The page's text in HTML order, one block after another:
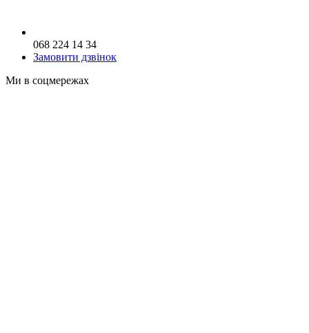
068 224 14 34
Замовити дзвінок
Ми в соцмережах